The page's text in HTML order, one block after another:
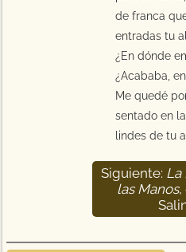
de franca
entradas tu
¿En dónde
¿Acababa,
Me quedé
sentado en
lindes de tu
Siguiente: La
las Manos,